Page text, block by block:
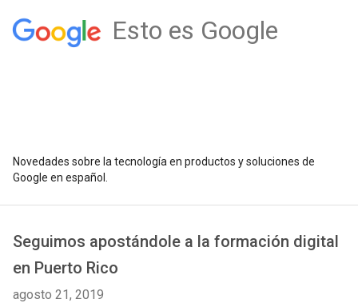
Esto es Google
Novedades sobre la tecnología en productos y soluciones de
Google en español.
Seguimos apostándole a la formación digital
en Puerto Rico
agosto 21, 2019